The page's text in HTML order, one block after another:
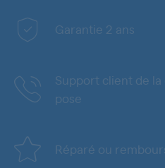
Garantie 2 ans
Support client de
pose
Réparé ou